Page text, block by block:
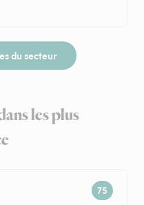
du secteur
les plus